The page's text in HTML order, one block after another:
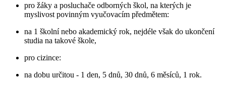
pro žáky a posluchače odborných škol, na kterých je
myslivost povinným vyučovacím předmětem:
na 1 školní nebo akademický rok, nejdéle však do ukončení
studia na takové škole,
pro cizince:
na dobu určitou - 1 den, 5 dnů, 30 dnů, 6 měsíců, 1 rok.